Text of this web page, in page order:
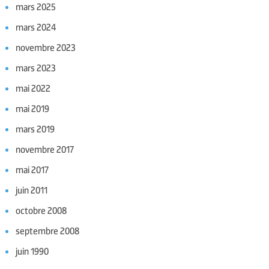
mars 2025
mars 2024
novembre 2023
mars 2023
mai 2022
mai 2019
mars 2019
novembre 2017
mai 2017
juin 2011
octobre 2008
septembre 2008
juin 1990